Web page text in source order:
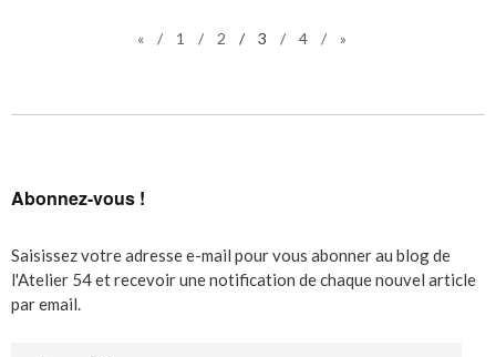
« 1 2 3 4 »
Abonnez-vous !
Saisissez votre adresse e-mail pour vous abonner au blog de
l'Atelier 54 et recevoir une notification de chaque nouvel article
par email.